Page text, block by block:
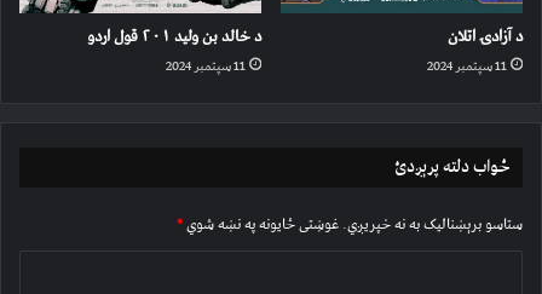
د آزادۍ اتلان
11 سپتمبر 2024
د خالد بن ولید ۲۰۱ قول اردو
11 سپتمبر 2024
ځواب دلته پرېږدئ
ستاسو برېښناليک به نه خپريږي.غوښتى ځایونه په نښه شوي*